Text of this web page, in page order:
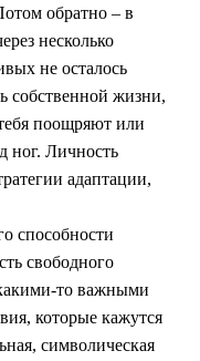
обратно – в
несколько
не осталось
собственной жизни,
поощряют или
ног. Личность
адаптации,
способности
свободного
то важными
которые кажутся
символическая